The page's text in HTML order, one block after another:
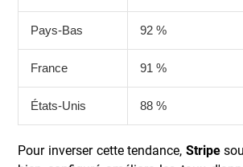
Pays-Bas 92 %
France 91 %
États-Unis 88 %
Pour inverser cette tendance, Stripe